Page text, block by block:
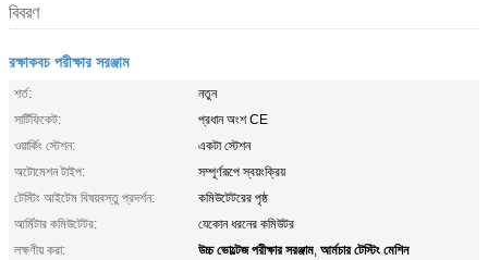
বিবরণ
রক্ষাকবচ পরীক্ষার সরঞ্জাম
শর্ত:
নতুন
সার্টিফিকেট:
প্রধান অংশ CE
ওয়ার্কিং স্টেশন:
একটা স্টেশন
অটোমেশন টাইপ:
সম্পূর্ণরূপে স্বয়ংক্রিয়
টেস্টিং আইটেম বিষয়বস্তু প্রদর্শন:
কমিউটেটরের পৃষ্ঠ
আর্মিটার কমিউটেটর:
যেকোন ধরনের কমিউটর
লক্ষণীয় করা:
উচ্চ ভোল্টেজ পরীক্ষার সরঞ্জাম, আর্মচার টেস্টিং মেশিন